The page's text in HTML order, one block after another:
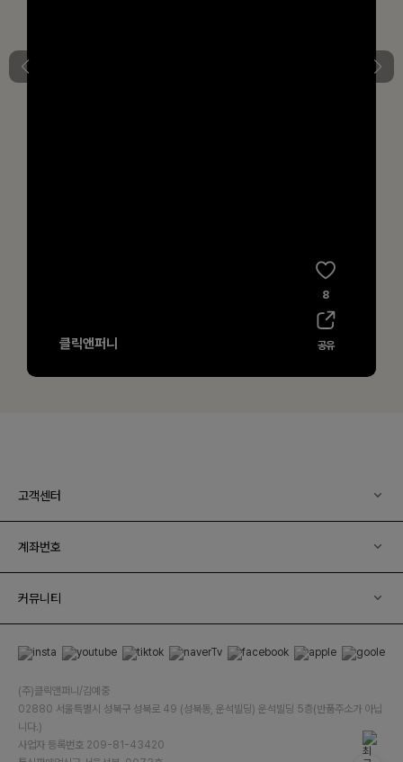
고객센터
계좌번호
커뮤니티
(주)클릭앤퍼니/김예중
02880 서울특별시 성북구 성북로 49 (성북동, 운석빌딩) 운석빌딩 5층(반품주소가 아닙
니다.)
사업자 등록번호 209-81-43420